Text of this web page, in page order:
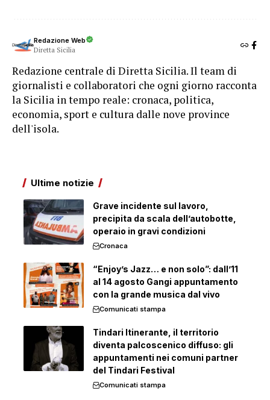
Redazione Web
Diretta Sicilia
Redazione centrale di Diretta Sicilia. Il team di
giornalisti e collaboratori che ogni giorno racconta
la Sicilia in tempo reale: cronaca, politica,
economia, sport e cultura dalle nove province
dell'isola.
Ultime notizie
Grave incidente sul lavoro,
precipita da scala dell’autobotte,
operaio in gravi condizioni
Cronaca
“Enjoy’s Jazz… e non solo”: dall’11
al 14 agosto Gangi appuntamento
con la grande musica dal vivo
Comunicati stampa
Tindari Itinerante, il territorio
diventa palcoscenico diffuso: gli
appuntamenti nei comuni partner
del Tindari Festival
Comunicati stampa